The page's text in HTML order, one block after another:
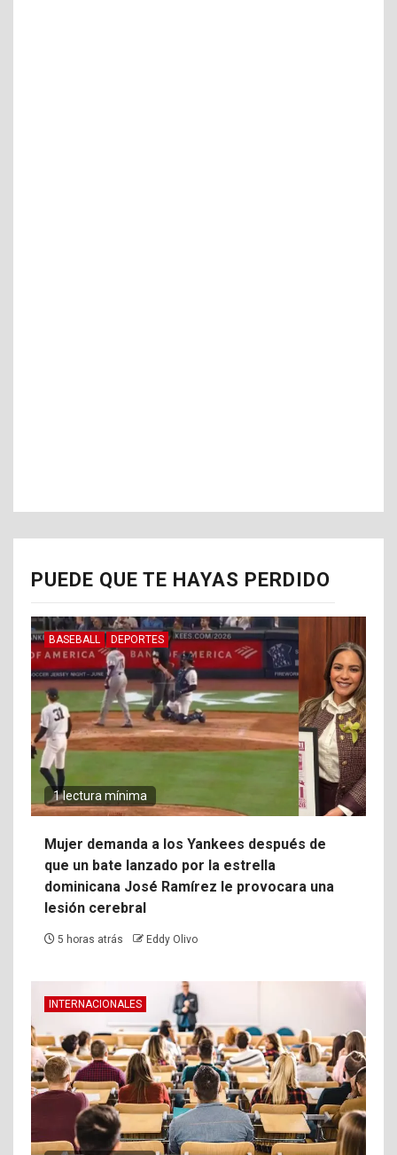
PUEDE QUE TE HAYAS PERDIDO
BASEBALL DEPORTES
1 lectura mínima
Mujer demanda a los Yankees después de
que un bate lanzado por la estrella
dominicana José Ramírez le provocara una
lesión cerebral
5 horas atrás Eddy Olivo
INTERNACIONALES